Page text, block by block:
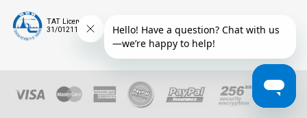
カクレクマノミが生き生きとしたイソギンチャクの間で軽やか
に踊ります。荘厳なウミガメは、深海の古き旅人として、静か
で優雅に滑空します。
その動き一つ一つが、純粋な魔法の場面を描きます。それは水
中バレエであり、その美しさを目撃する観客を待っています。
TAT License
31/01211